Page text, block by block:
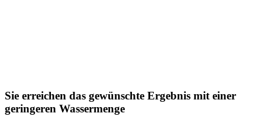
Sie erreichen das gewünschte Ergebnis mit einer
geringeren Wassermenge